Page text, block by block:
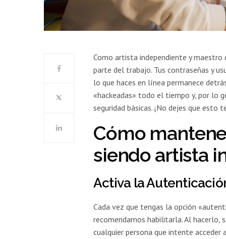
Como artista independiente y
parte del trabajo. Tus contraseñas y
lo que haces en línea permanece
«hackeadas» todo el tiempo y, por lo
seguridad básicas. ¡No dejes que
Cómo
siendo artista
Activa la
Cada vez que tengas la opción
recomendamos habilitarla. Al hacerlo,
cualquier persona que intente